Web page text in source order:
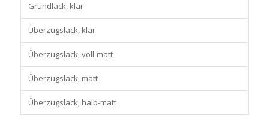
Grundlack, klar
Überzugslack, klar
Überzugslack, voll-matt
Überzugslack, matt
Überzugslack, halb-matt